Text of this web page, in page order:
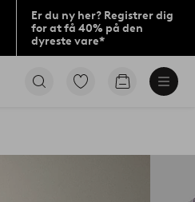
Er du ny her? Registrer dig
for at få 40% på den
dyreste vare*
Gå
Gå